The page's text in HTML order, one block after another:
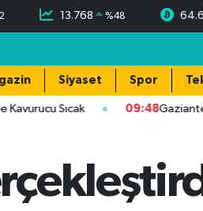
13.768 %48
Siyaset Spor
Sıcak 09:48Gaziantep'te